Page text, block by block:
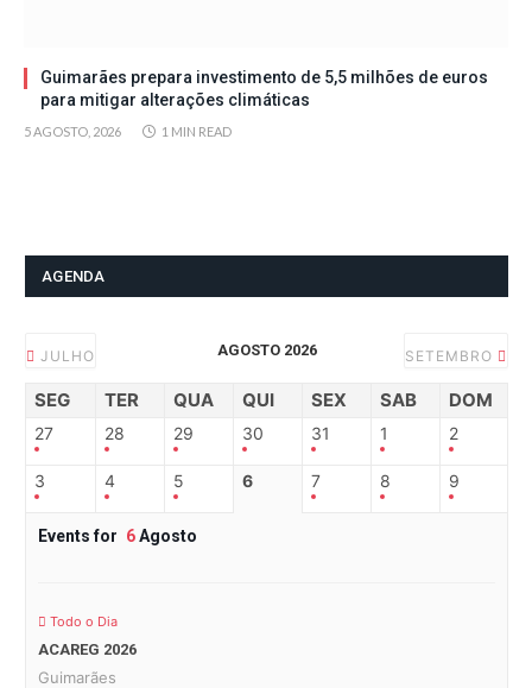
Guimarães prepara investimento de 5,5 milhões de euros
para mitigar alterações climáticas
5 AGOSTO, 2026 1 MIN READ
AGENDA
JULHO AGOSTO 2026 SETEMBRO
SEG TER QUA QUI SEX SAB DOM
27 28 29 30 31 1 2
3 4 5 6 7 8 9
Events for 6Agosto
Todo o Dia
ACAREG 2026
Guimarães